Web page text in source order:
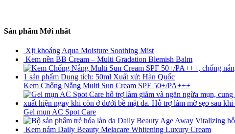
Sản phẩm Mới nhất
Xịt khoáng Aqua Moisture Soothing Mist
Kem nền BB Cream – Multi Gradation Blemish Balm
Kem Chống Nắng Multi Sun Cream SPF 50+/PA+++
Gel mụn AC Spot Care
Kem nám Daily Beauty Melacare Whitening Luxury Cream